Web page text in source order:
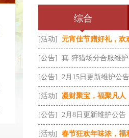
综合
[活动] 元宵佳节赠好礼，欢
[公告] 真·狩猎场分合服维
[公告] 2月15日更新维护公告
[活动] 凝财聚宝，福聚凡人
[公告] 2月8日更新维护公告
[活动] 春节狂欢年味浓，福